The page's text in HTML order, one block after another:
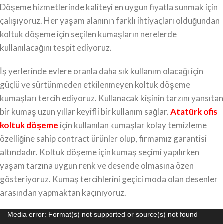
Döşeme hizmetlerinde kaliteyi en uygun fiyatla sunmak için
çalışıyoruz. Her yaşam alanının farklı ihtiyaçları olduğundan
koltuk döşeme için seçilen kumaşların nerelerde
kullanılacağını tespit ediyoruz.
İş yerlerinde evlere oranla daha sık kullanım olacağı için
güçlü ve sürtünmeden etkilenmeyen koltuk döşeme
kumaşları tercih ediyoruz. Kullanacak kişinin tarzını yansıtan
bir kumaş uzun yıllar keyifli bir kullanım sağlar.Atatürk ofis
koltuk döşeme için kullanılan kumaşlar kolay temizleme
özelliğine sahip contract ürünler olup, firmamız garantisi
altındadır. Koltuk döşeme için kumaş seçimi yapılırken
yaşam tarzına uygun renk ve desende olmasına özen
gösteriyoruz. Kumaş tercihlerini geçici moda olan desenler
arasından yapmaktan kaçınıyoruz.
Video
Media error: Format(s) not supported or source(s) not found